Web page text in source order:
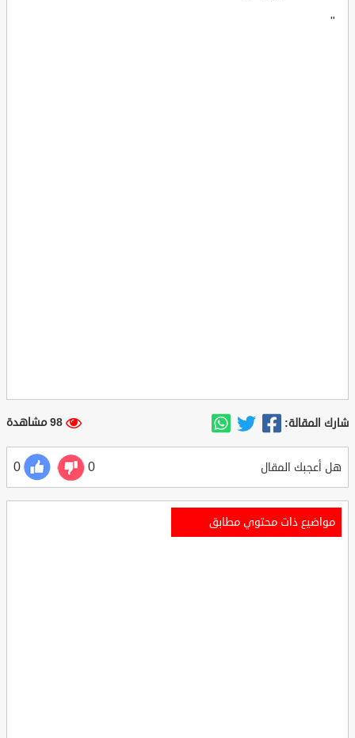
"
شارك المقالة: 98 مشاهدة
هل أعجبك المقال 0
0
مواضيع ذات محتوي مطابق